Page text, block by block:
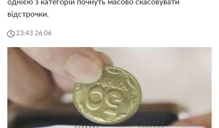
однією з категорій почнуть масово скасовувати
відстрочки.
23:43 26.06